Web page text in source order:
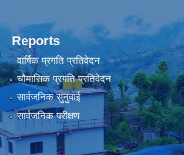
Reports
वार्षिक प्रगति प्रतिवेदन
चौमासिक प्रगति प्रतिवेदन
सार्वजनिक सुनुवाई
सार्वजनिक परीक्षण